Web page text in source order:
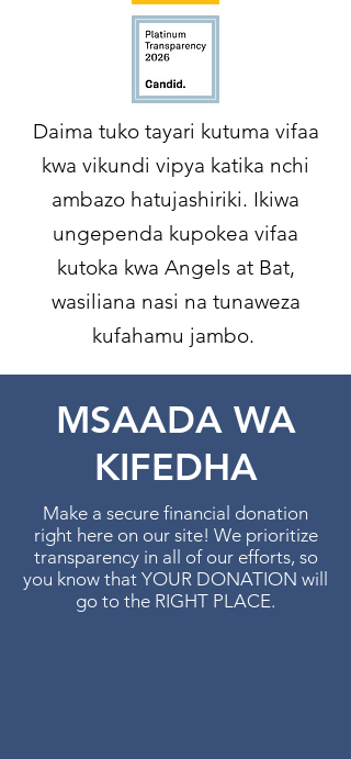
Daima tuko tayari kutuma vifaa
kwa vikundi vipya katika nchi
ambazo hatujashiriki. Ikiwa
ungependa kupokea vifaa
kutoka kwa Angels at Bat,
wasiliana nasi na tunaweza
kufahamu jambo.
MSAADA WA
KIFEDHA
Make a secure financial donation
right here on our site! We prioritize
transparency in all of our efforts, so
you know that YOUR DONATION will
go to the RIGHT PLACE.